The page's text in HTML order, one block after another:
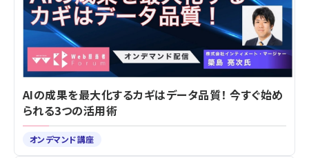
AIの成果を最大化するカギはデータ品質！ 今すぐ始め
られる3つの活用術
オンデマンド講座